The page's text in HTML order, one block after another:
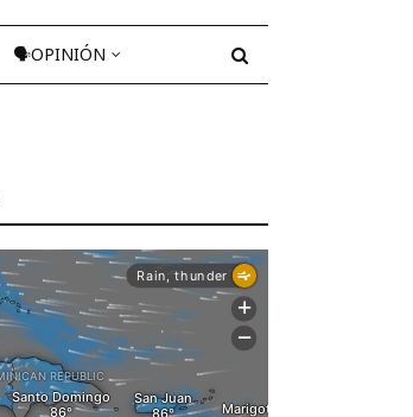
🗣OPINIÓN